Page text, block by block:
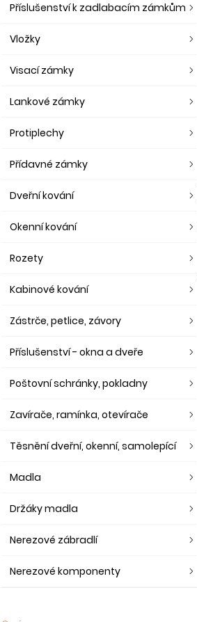
Příslušenství k zadlabacím zámkům
Vložky
Visací zámky
Lankové zámky
Protiplechy
Přídavné zámky
Dveřní kování
Okenní kování
Rozety
Kabinové kování
Zástrče, petlice, závory
Příslušenství - okna a dveře
Poštovní schránky, pokladny
Zavírače, ramínka, otevírače
Těsnění dveřní, okenní, samolepící
Madla
Držáky madla
Nerezové zábradlí
Nerezové komponenty